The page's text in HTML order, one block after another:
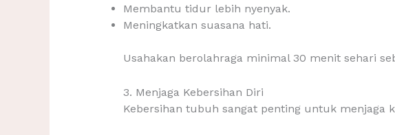
Membantu tidur lebih nyenyak.
Meningkatkan suasana hati.
Usahakan berolahraga minimal 30 menit sehari
3. Menjaga Kebersihan Diri
Kebersihan tubuh sangat penting untuk menjaga